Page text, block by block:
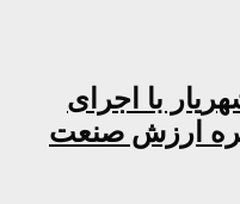
با اجرای
ارزش صنعت